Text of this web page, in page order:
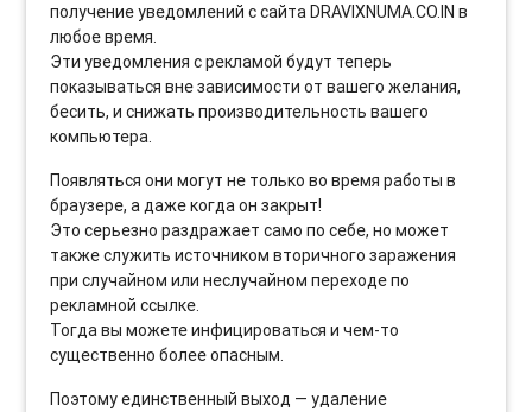
получение уведомлений с сайта DRAVIXNUMA.CO.IN в
любое время.
Эти уведомления с рекламой будут теперь
показываться вне зависимости от вашего желания,
бесить, и снижать производительность вашего
компьютера.
Появляться они могут не только во время работы в
браузере, а даже когда он закрыт!
Это серьезно раздражает само по себе, но может
также служить источником вторичного заражения
при случайном или неслучайном переходе по
рекламной ссылке.
Тогда вы можете инфицироваться и чем-то
существенно более опасным.
Поэтому единственный выход — удаление